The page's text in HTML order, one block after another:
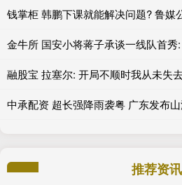
融股宝 拉塞尔: 开局不顺时我从未失
中承配资 超长强降雨袭粤 广东发布
推荐资讯